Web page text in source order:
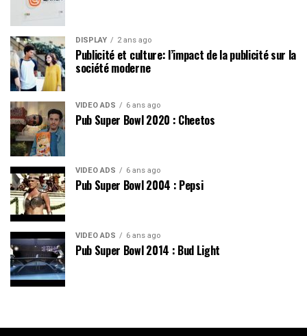
DISPLAY 2 ans ago
Publicité et culture: l’impact de la publicité sur la
société moderne
VIDEO ADS 6 ans ago
Pub Super Bowl 2020 : Cheetos
VIDEO ADS 6 ans ago
Pub Super Bowl 2004 : Pepsi
VIDEO ADS 6 ans ago
Pub Super Bowl 2014 : Bud Light